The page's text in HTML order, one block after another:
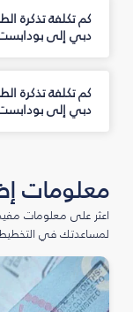
كم تكلفة تذكرة
دبي إلى
كم تكلفة تذكرة
دبي إلى
معلومات
اعثر على معلومات
لمساعدتك في التخطيط